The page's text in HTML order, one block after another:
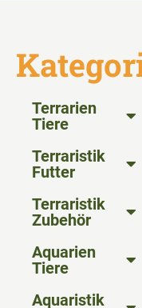
Terrarien
Tiere
Terraristik
Futter
Terraristik
Zubehör
Aquarien
Tiere
Aquaristik